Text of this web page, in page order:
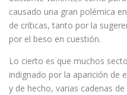
causado una gran polémica
de críticas, tanto por la
por el beso en cuestión.
Lo cierto es que muchos
indignado por la aparición de
y de hecho, varias cadenas